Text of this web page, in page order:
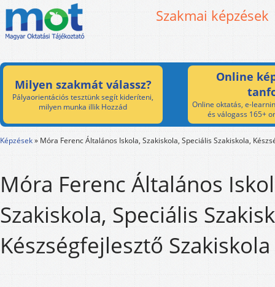
Szakmai képzések
Milyen szakmát válassz?
Pályaorientációs tesztünk segít kideríteni,
milyen munka illik Hozzád
Online
Online oktatás, e-
és válogass 165+
Képzések» Móra Ferenc Általános Iskola, Szakiskola, Speciális Szakiskola,
Móra Ferenc Általános
Szakiskola, Speciális
Készségfejlesztő Szakiskola